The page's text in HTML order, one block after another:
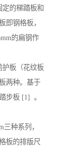
定的梯踏板和
即钢格板，
的扁钢作
护板（花纹板
两种。基于
步板 [1] 。
三种系列，
板的排版尺